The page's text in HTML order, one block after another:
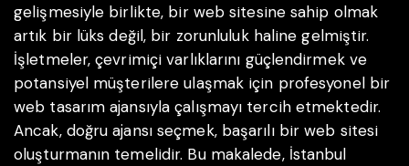
gelişmesiyle birlikte, bir web sitesine sahip olmak
artık bir lüks değil, bir zorunluluk haline gelmiştir.
İşletmeler, çevrimiçi varlıklarını güçlendirmek ve
potansiyel müşterilere ulaşmak için profesyonel bir
web tasarım ajansıyla çalışmayı tercih etmektedir.
Ancak, doğru ajansı seçmek, başarılı bir web sitesi
oluşturmanın temelidir. Bu makalede, İstanbul